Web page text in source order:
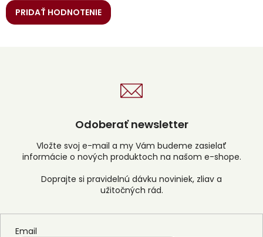
PRIDAŤ HODNOTENIE
Odoberať newsletter
Vložte svoj e-mail a my Vám budeme zasielať
informácie o nových produktoch na našom e-shope.
Email